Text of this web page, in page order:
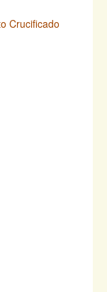
Crucificado